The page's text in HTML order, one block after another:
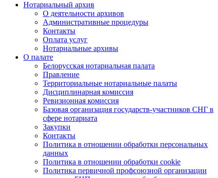
Нотариальный архив
О деятельности архивов
Административные процедуры
Контакты
Оплата услуг
Нотариальные архивы
О палате
Белорусская нотариальная палата
Правление
Территориальные нотариальные палаты
Дисциплинарная комиссия
Ревизионная комиссия
Базовая организация государств-участников СНГ в
сфере нотариата
Закупки
Контакты
Политика в отношении обработки персональных
данных
Политика в отношении обработки cookie
Политика первичной профсоюзной организации